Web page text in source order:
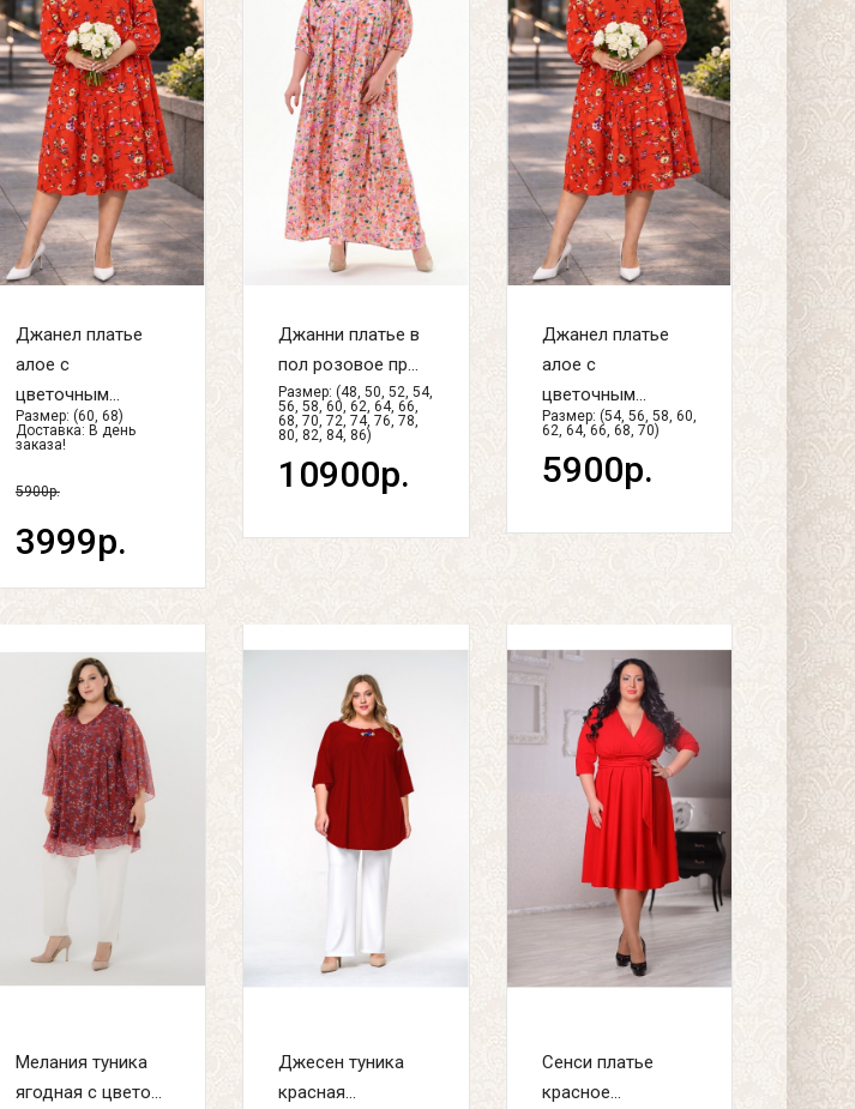
Джанел платье
алое с
цветочным...
Размер: (60, 68)
Доставка: В день
заказа!
5900р.
3999р.
Джанни платье в
пол розовое пр...
Размер: (48, 50, 52, 54,
56, 58, 60, 62, 64, 66,
68, 70, 72, 74, 76, 78,
80, 82, 84, 86)
10900р.
Джанел платье
алое с
цветочным...
Размер: (54, 56, 58, 60,
62, 64, 66, 68, 70)
5900р.
Мелания туника
ягодная с цвето...
Джесен туника
красная...
Сенси платье
красное...